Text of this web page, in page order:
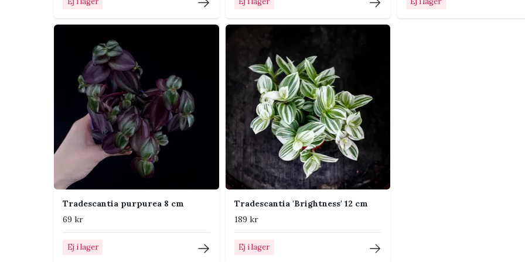
Näring
Ge svag växtnäring ungefär varannan till var fjärde vecka
Placering i hemmet
Placera Tradescantia nära ett öst- eller västfönster eller i ett ljust sydfönster med skydd mot
stark middagssol. Den passar fint i ampel, på hylla eller i växtställ där rankorna får hänga. För
lite ljus gör ofta att färgerna bleknar och avstånden mellan bladen blir längre.
Tips från Klorofyllverket
Toppa rankorna regelbundet för att få en tätare och mer förgrenad planta.
Sticklingar rotar sig lätt i vatten eller direkt i fuktig jord.
Plantera gärna flera sticklingar tillsammans i samma kruka för ett fylligare uttryck.
Tradescantia purpurea 8 cm
69 kr
Ej i lager
Tradescantia 'Brightness' 12 cm
189 kr
Ej i lager